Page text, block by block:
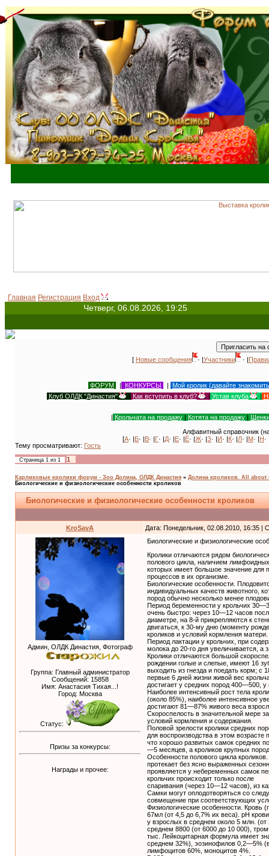
Главная Регистрация Вход
Четверг, 06.08.2026, 19:25
[ Новые сообщения · |Участники · |
ФОРУМ | КОНКУРСЫ | Мой кролик (давайте
Клуб ОЛДК "Династия"
| Как вступить в клуб? | Устав клуба |
| Крольчата на продажу | Котята на продажу |
Алфавитный справочник
[А· |Б· |В· |Г· |Д· |Е· |Ё· |Ж· |З· |И· |К· |Л· |М· |Н·
Тему просматривают: Гость
Страница 1 из 1 1
Карликовые кролики форум - Зоо Долина, ОЛДК Династия » Долина кроликов. All about
Биологические и физиологические особенности кроликов
Биологические и физиологические особенности кроликов
KroSavA Дата: Понедельник, 02.08.2010, 16:35 |
Админ, ОЛДК Династия, Фотограф
Группа: Главный администратор
Сообщений: 15858
Имя: Анастасия Тихая...!
Город: Москва
Статус:
Призы за конкурсы:
Награды и прочее:
Биологические и физиологические
Кролики отличаются рядом
полового цикла, наличием
которых имеет большое значение для
процессов в их организме.
Биологические особенности.
индивидуальных качеств животного,
пород обычно несколько менее
Период беременности у крольчих
очень быстро: через 10—12 часов
диаметре, на 8-й прикрепляются к
двигаться, к 30-му дню (моменту
кроликов и условий кормления матери.
Период лактации у крольчих, при
молока до 20-го дня увеличивается, а
Кролики отличаются большой
рождении голые и слепые, имеют 16
выходить из гнезда и поедать корм;
первые 6 дней жизни живой вес
достигает у средних пород 400—500,
Наиболее интенсивный рост тела
(около 85%), наиболее интенсивное
достигают 81—87% живого веса
Скороспелость в значительной мере
условий кормления и содержания.
Половой зрелости кролики средних
для воспроизводства в этом возрасте
что хорошо развитых самок средних
—5 месяцев, а кроликов крупных
Особенности полового цикла
протекает без ясно выраженных
проявляется у небеременных самок
крольчих происходит только после
спаривания (через 10—12 часов), из
Самки могут оплодотворяться со
совмещение при соответствующих
Физиологические особенности.
67мл (от 4,5 до 6,7% их веса). рН
у взрослых в среднем около 5 млн.
среднем 8800 (от 6000 до 10 000),
тыс. Лейкоцитарная формула имеет
среднем 32%), эозинофилов 0,2—5%
лимфоцитов 60%, моноцитов 4%.